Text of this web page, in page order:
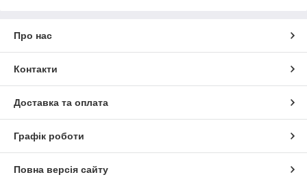
Про нас
Контакти
Доставка та оплата
Графік роботи
Повна версія сайту